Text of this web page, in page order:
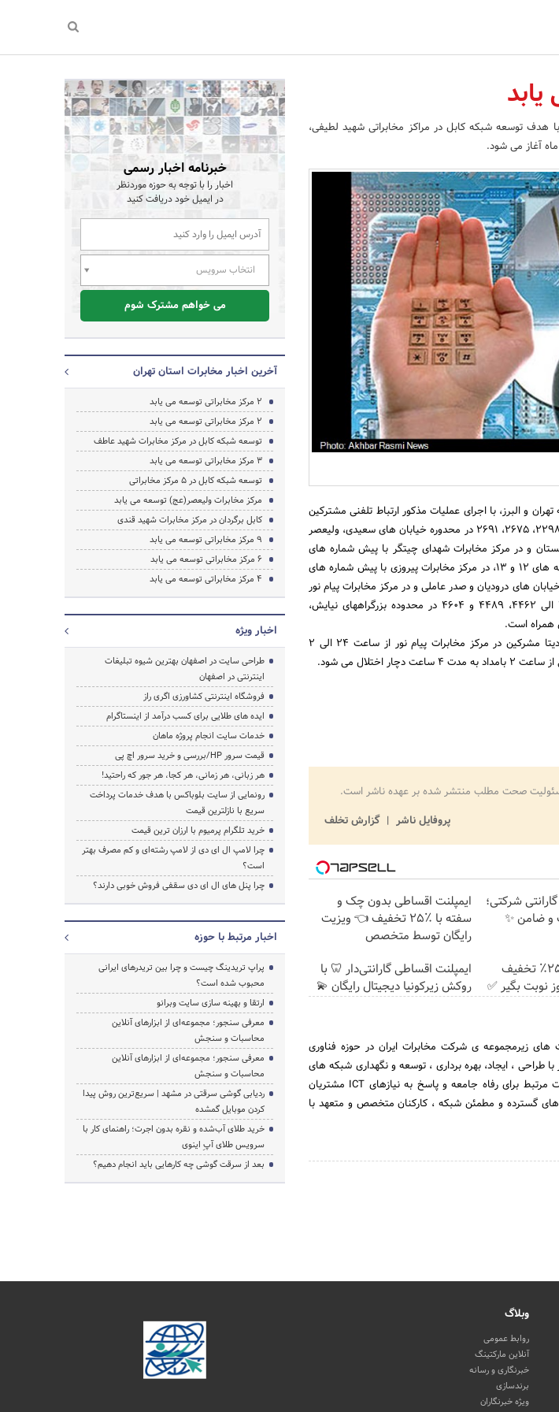
هدف توسعه شبکه کابل در مراکز مخابراتی شهید لطیفی،
و البرز، با اجرای عملیات مذکور ارتباط تلفنی مشترکین
در مرکز مخابرات شهید لطیفی با پیش شماره های 2293 الی 2298، 2675، 2691 در محدوره خیابان های سعیدی، ولیعصر
و در مرکز مخابرات شهدای چیتگر با پیش شماره های
4418، 4419، 4478 و 4479 در محدوده خیابان آزادشهر کوچه های 12 و 13، در مرکز مخابرات پیروزی با پیش شماره های
3378، 3379 و3660 در محدوده خیابان های درودیان و صدر عاملی و در مرکز مخابرات پیام نور
با پیش شماره های 4427، 4429، 4440 الی 4449، 4460 الی 4462، 4489 و 4604 در محدوده بزرگراههای نیایش،
براساس همین گزارش با اجرای عملیات کابل برگردان ارتباط دیتا مشرکین در مرکز مخابرات پیام نور از ساعت 24 الی 2
می شود.
صحت مطلب منتشر شده بر عهده ناشر است.
پروفایل ناشر
گزارش تخلف
+ گارانتی شرکتی؛
و ضامن ✨
ایمپلنت اقساطی بدون چک و
سفته با ٪۲۵ تخفیف 👈 ویزیت
رایگان توسط متخصص
ایمپلنت دندان با ۲۵٪ تخفیف
نوبت بگیر ✅
ایمپلنت اقساطی گارانتی‌دار 🦷 با
روکش زیرکونیا دیجیتال رایگان 💫
زیرمجموعه ی شرکت مخابرات ایران در حوزه فناوری
طراحی ، ایجاد، بهره برداری ، توسعه و نگهداری شبکه های
تلفن ثابت، انتقال داده ، سرویس های ارزش افزوده و خدمات مرتبط برای رفاه جامعه و پاسخ به نیازهای ICT مشتریان
گسترده و مطمئن شبکه ، کارکنان متخصص و متعهد با
خبرنامه اخبار رسمی
اخبار را با توجه به حوزه موردنظر
در ایمیل خود دریافت کنید
انتخاب سرویس
می خواهم مشترک شوم
آخرین اخبار مخابرات استان تهران
2 مرکز مخابراتی توسعه می یابد
2 مرکز مخابراتی توسعه می یابد
توسعه شبکه کابل در مرکز مخابرات شهید عاطف
3 مرکز مخابراتی توسعه می یابد
توسعه شبکه کابل در 5 مرکز مخابراتی
مرکز مخابرات ولیعصر(عج) توسعه می یابد
کابل برگردان در مرکز مخابرات شهید قندی
9 مرکز مخابراتی توسعه می یابد
6 مرکز مخابراتی توسعه می یابد
4 مرکز مخابراتی توسعه می یابد
اخبار ویژه
طراحی سایت در اصفهان بهترین شیوه تبلیغات
اینترنتی در اصفهان
فروشگاه اینترنتی کشاورزی اگری راز
ایده های طلایی برای کسب درآمد از اینستاگرام
خدمات سایت انجام پروژه ماهان
قیمت سرور HP/بررسی و خرید سرور اچ پی
هر زبانی، هر زمانی، هر کجا، هر جور که راحتید!
رونمایی از سایت بلوباکس با هدف خدمات پرداخت
سریع با نازلترین قیمت
خرید تلگرام پرمیوم با ارزان ترین قیمت
چرا لامپ ال ای دی از لامپ رشته‌ای و کم مصرف بهتر
است؟
چرا پنل های ال ای دی سقفی فروش خوبی دارند؟
اخبار مرتبط با حوزه
پراپ تریدینگ چیست و چرا بین تریدرهای ایرانی
محبوب شده است؟
ارتقا و بهینه سازی سایت وبرانو
معرفی سنجور؛ مجموعه‌ای از ابزارهای آنلاین
محاسبات و سنجش
معرفی سنجور؛ مجموعه‌ای از ابزارهای آنلاین
محاسبات و سنجش
ردیابی گوشی سرقتی در مشهد | سریع‌ترین روش پیدا
کردن موبایل گمشده
خرید طلای آب‌شده و نقره بدون اجرت؛ راهنمای کار با
سرویس طلای آپِ اینوی
بعد از سرقت گوشی چه کارهایی باید انجام دهیم؟
وبلاگ
روابط عمومی
آنلاین مارکتینگ
خبرنگاری و رسانه
برندسازی
ویژه خبرنگاران